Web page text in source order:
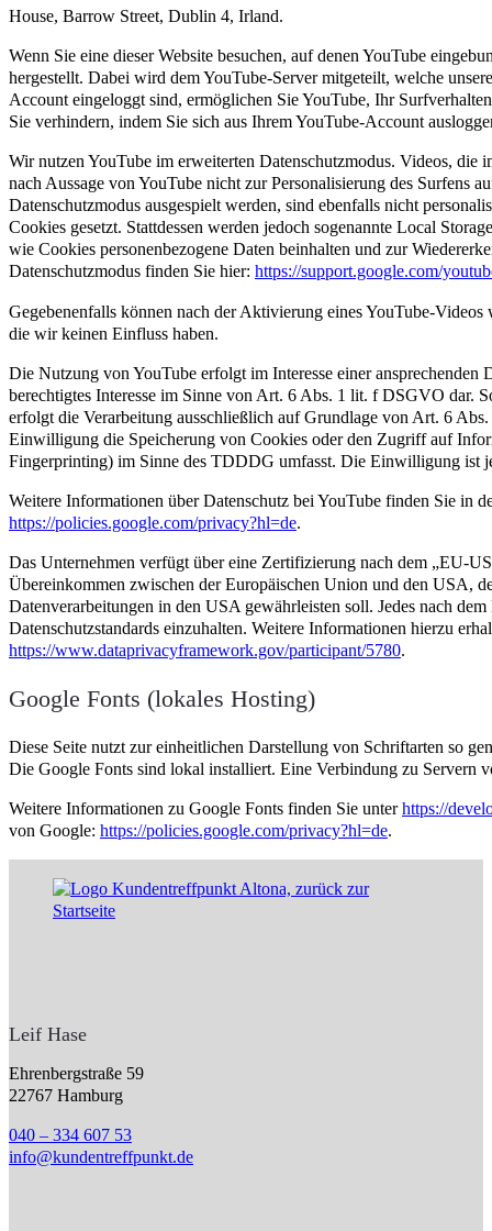
House, Barrow Street, Dublin 4, Irland.
Wenn Sie eine dieser Website besuchen, auf denen YouTube
hergestellt. Dabei wird dem YouTube-Server mitgeteilt, welche
Account eingeloggt sind, ermöglichen Sie YouTube, Ihr
Sie verhindern, indem Sie sich aus Ihrem YouTube-Account
Wir nutzen YouTube im erweiterten Datenschutzmodus. Videos, die
nach Aussage von YouTube nicht zur Personalisierung des Surfens
Datenschutzmodus ausgespielt werden, sind ebenfalls nicht
Cookies gesetzt. Stattdessen werden jedoch sogenannte Local
wie Cookies personenbezogene Daten beinhalten und zur
Datenschutzmodus finden Sie hier: https://support.google.com/
Gegebenenfalls können nach der Aktivierung eines YouTube-
die wir keinen Einfluss haben.
Die Nutzung von YouTube erfolgt im Interesse einer
berechtigtes Interesse im Sinne von Art. 6 Abs. 1 lit. f DSGVO dar.
erfolgt die Verarbeitung ausschließlich auf Grundlage von Art. 6
Einwilligung die Speicherung von Cookies oder den Zugriff auf
Fingerprinting) im Sinne des TDDDG umfasst. Die Einwilligung ist
Weitere Informationen über Datenschutz bei YouTube finden Sie in
https://policies.google.com/privacy?hl=de.
Das Unternehmen verfügt über eine Zertifizierung nach dem „EU-
Übereinkommen zwischen der Europäischen Union und den USA,
Datenverarbeitungen in den USA gewährleisten soll. Jedes nach
Datenschutzstandards einzuhalten. Weitere Informationen hierzu
https://www.dataprivacyframework.gov/participant/5780.
Google Fonts (lokales Hosting)
Diese Seite nutzt zur einheitlichen Darstellung von Schriftarten so
Die Google Fonts sind lokal installiert. Eine Verbindung zu Servern
Weitere Informationen zu Google Fonts finden Sie unterhttps://
von Google: https://policies.google.com/privacy?hl=de.
Leif Hase
Ehrenbergstraße 59
22767 Hamburg
040 – 334 607 53
info@kundentreffpunkt.de